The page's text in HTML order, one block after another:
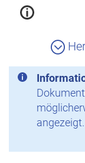
angezeigt.